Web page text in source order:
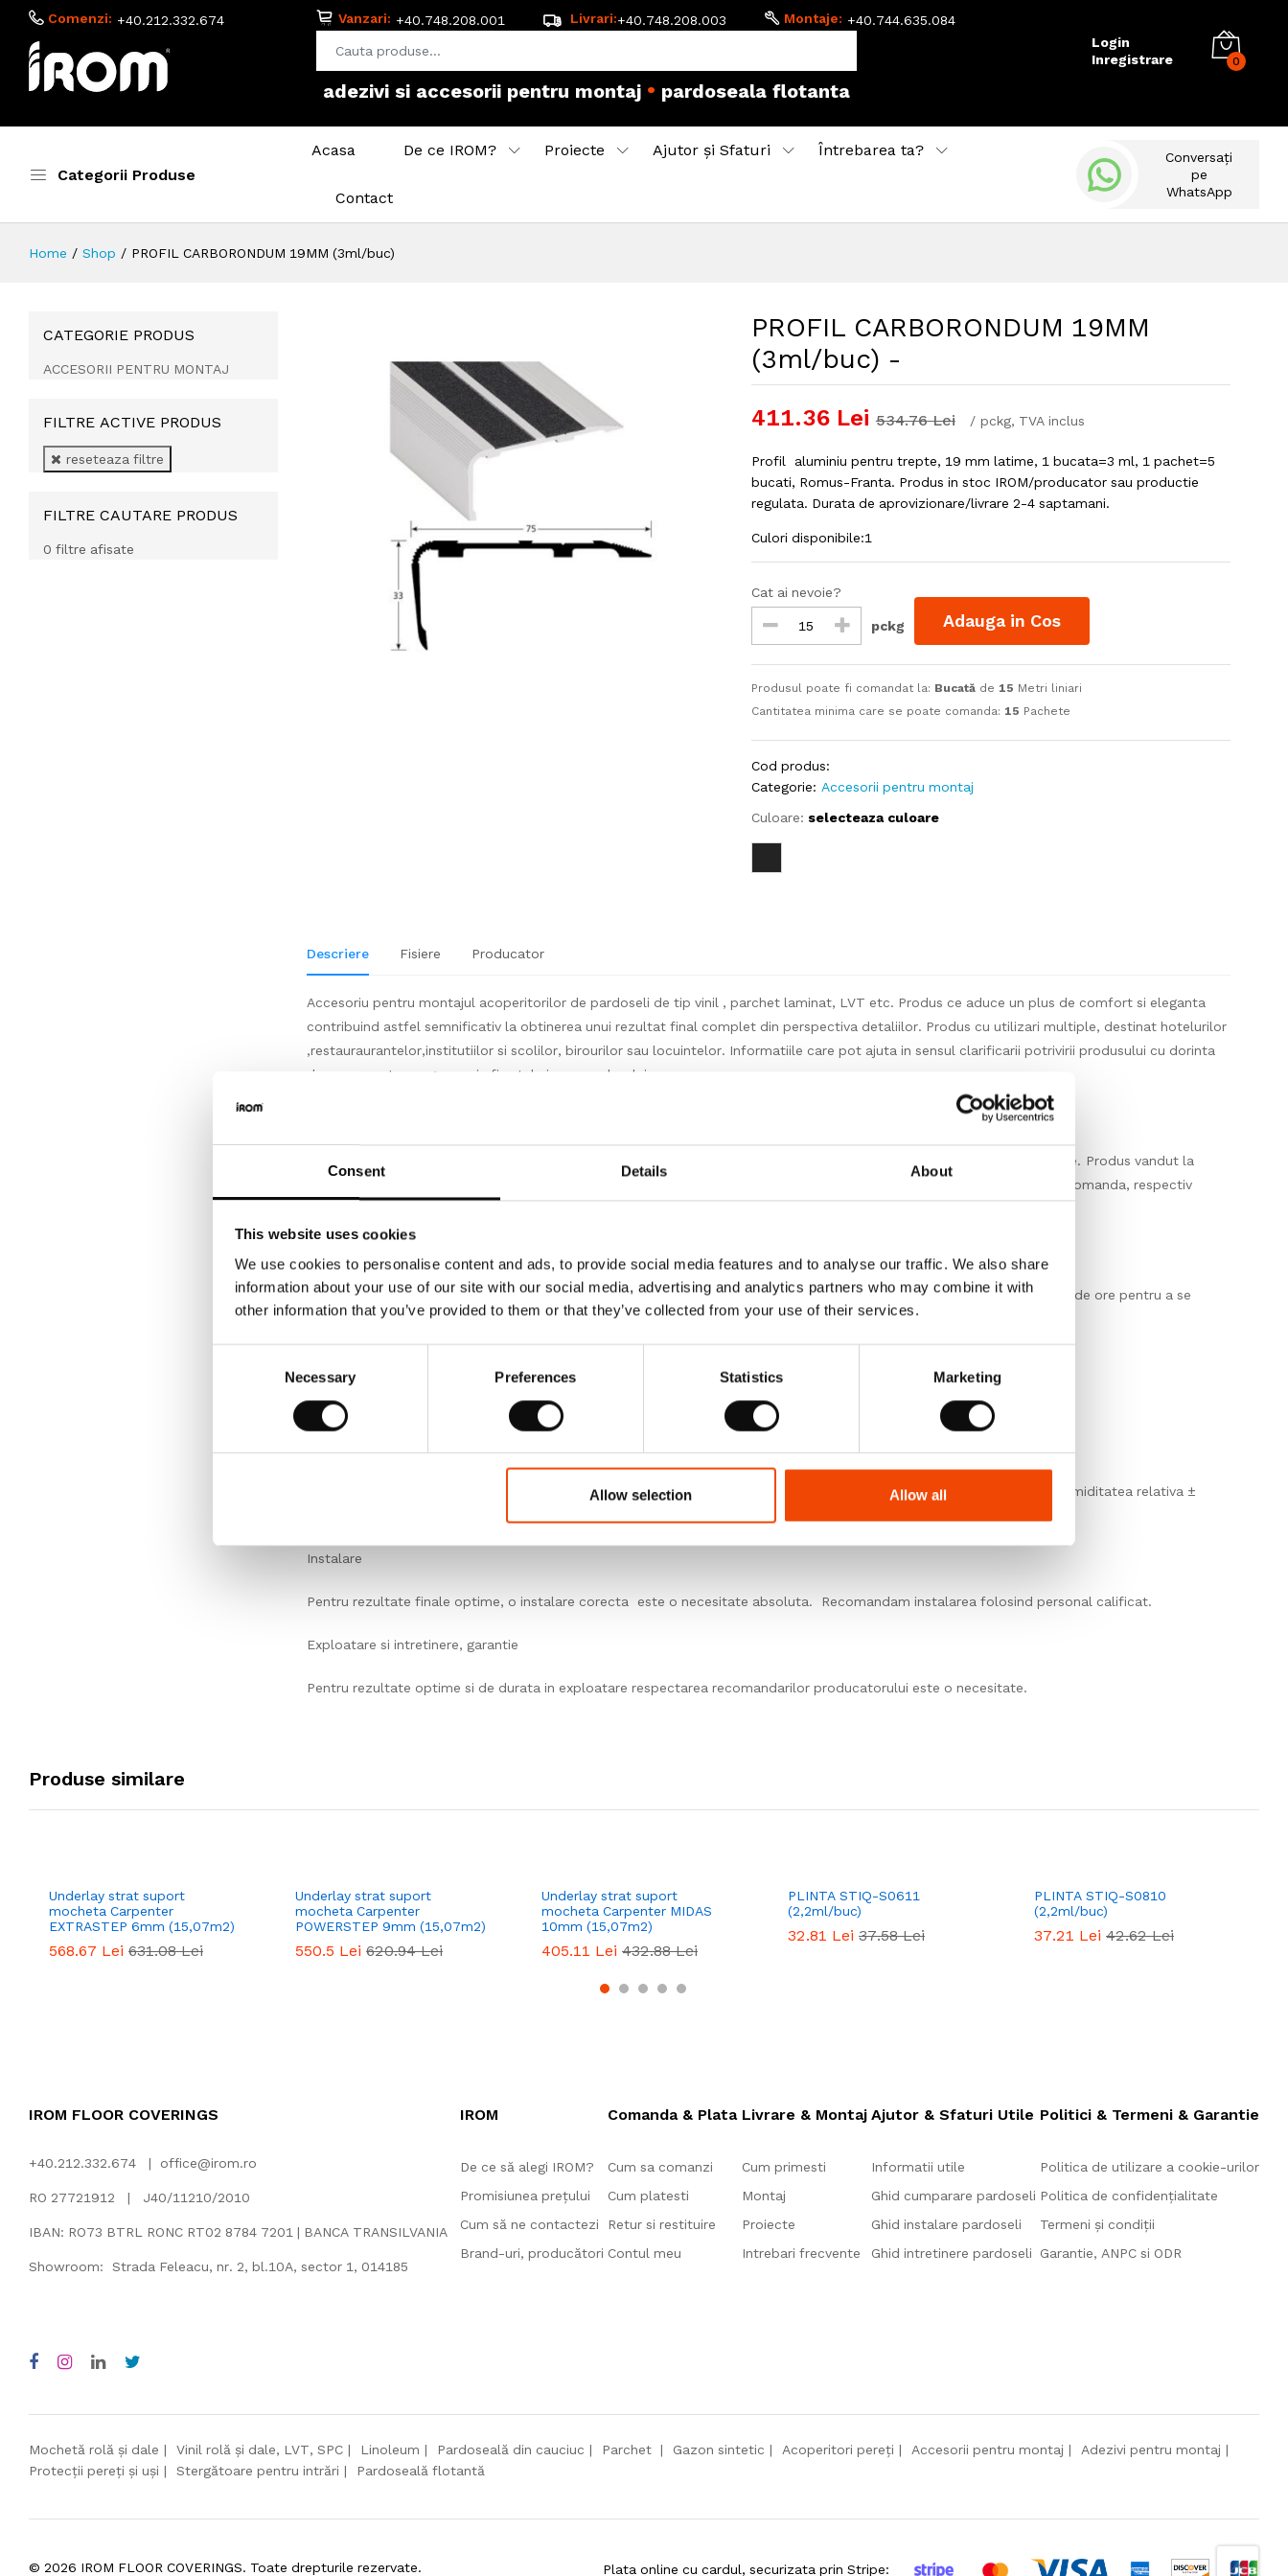
Consent Details About
This website uses cookies
We use cookies to personalise content and ads, to provide social media features and to analyse our traffic. We also share
information about your use of our site with our social media, advertising and analytics partners who may combine it with
other information that you’ve provided to them or that they’ve collected from your use of their services.
Necessary Preferences Statistics Marketing
Allow selection Allow all
Comenzi: +40.212.332.674 Vanzari: +40.748.208.001 Livrari:+40.748.208.003 Montaje: +40.744.635.084
adezivi si accesorii pentru montaj • pardoseala flotanta
Login
Inregistrare
0
Categorii Produse
Acasa De ce IROM? Proiecte Ajutor și Sfaturi Întrebarea ta?
Contact
Conversați
pe
WhatsApp
Home Shop PROFIL CARBORONDUM 19MM (3ml/buc)
PROFIL CARBORONDUM 19MM
(3ml/buc) -
411.36 Lei 534.76 Lei / pckg, TVA inclus
Profil aluminiu pentru trepte, 19 mm latime, 1 bucata=3 ml, 1 pachet=5
bucati, Romus-Franta. Produs in stoc IROM/producator sau productie
regulata. Durata de aprovizionare/livrare 2-4 saptamani.
Culori disponibile:1
Cat ai nevoie?
pckg Adauga in Cos
Produsul poate fi comandat la: Bucatăde 15 Metri liniari
Cantitatea minima care se poate comanda: 15 Pachete
Cod produs:
Categorie: Accesorii pentru montaj
Culoare: selecteaza culoare
Descriere Fisiere Producator
Accesoriu pentru montajul acoperitorilor de pardoseli de tip vinil , parchet laminat, LVT etc. Produs ce aduce un plus de comfort si eleganta
contribuind astfel semnificativ la obtinerea unui rezultat final complet din perspectiva detaliilor. Produs cu utilizari multiple, destinat hotelurilor
,restauraurantelor,institutiilor si scolilor, birourilor sau locuintelor. Informatiile care pot ajuta in sensul clarificarii potrivirii produsului cu dorinta
dumneavoastra se gasesc in fisa tehnica a produsului.
Accesoriu produs si impachetat la bucata, cantitate standard pe bucata (ml/buc) conform prezentarii produsului pe site. Produs vandut la
bucata, conform modului in care se livreaza produsul de catre producator. Asfel cantitatea totala in bucati care se va comanda, respectiv
Depozitati cu atentie produsele pe o suprafata plana in asteptarea instalarii. Lasati-le in asteptare timp de cel putin 24 de ore pentru a se
aclimatiza.
Verificati intotdeauna produsul livrat inainte de a incepe instalarea.
In asteptarea instalarii, depozitati produsele intr-o camera inchisa, unde temperatura este cuprinsa intre 15°C si 25°C, umiditatea relativa ±
Instalare
Pentru rezultate finale optime, o instalare corecta este o necesitate absoluta. Recomandam instalarea folosind personal calificat.
Exploatare si intretinere, garantie
Pentru rezultate optime si de durata in exploatare respectarea recomandarilor producatorului este o necesitate.
CATEGORIE PRODUS
ACCESORII PENTRU MONTAJ
FILTRE ACTIVE PRODUS
reseteaza filtre
FILTRE CAUTARE PRODUS
0 filtre afisate
Produse similare
Underlay strat suport
mocheta Carpenter
EXTRASTEP 6mm (15,07m2)
568.67 Lei 631.08 Lei
Underlay strat suport
mocheta Carpenter
POWERSTEP 9mm (15,07m2)
550.5 Lei 620.94 Lei
Underlay strat suport
mocheta Carpenter MIDAS
10mm (15,07m2)
405.11 Lei 432.88 Lei
PLINTA STIQ-S0611
(2,2ml/buc)
32.81 Lei 37.58 Lei
PLINTA STIQ-S0810
(2,2ml/buc)
37.21 Lei 42.62 Lei
IROM FLOOR COVERINGS
+40.212.332.674 | office@irom.ro
RO 27721912 | J40/11210/2010
IBAN: RO73 BTRL RONC RT02 8784 7201 | BANCA TRANSILVANIA
Showroom: Strada Feleacu, nr. 2, bl.10A, sector 1, 014185
IROM
De ce să alegi IROM?
Promisiunea prețului
Cum să ne contactezi
Brand-uri, producători
Comanda & Plata
Cum sa comanzi
Cum platesti
Retur si restituire
Contul meu
Livrare & Montaj
Cum primesti
Montaj
Proiecte
Intrebari frecvente
Ajutor & Sfaturi Utile
Informatii utile
Ghid cumparare pardoseli
Ghid instalare pardoseli
Ghid intretinere pardoseli
Politici & Termeni & Garantie
Politica de utilizare a cookie-urilor
Politica de confidențialitate
Termeni și condiții
Garantie, ANPC si ODR
Mochetă rolă și dale Vinil rolă și dale, LVT, SPC Linoleum Pardoseală din cauciuc Parchet Gazon sintetic Acoperitori pereți Accesorii pentru montaj
Adezivi pentru montaj
Protecții pereți și uși
Stergătoare pentru intrări Pardoseală flotantă
© 2026 IROM FLOOR COVERINGS. Toate drepturile rezervate. Plata online cu cardul, securizata prin Stripe: